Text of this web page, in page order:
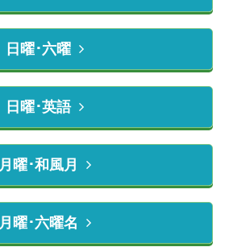
日曜･六曜
日曜･英語
月曜･和風月
月曜･六曜名